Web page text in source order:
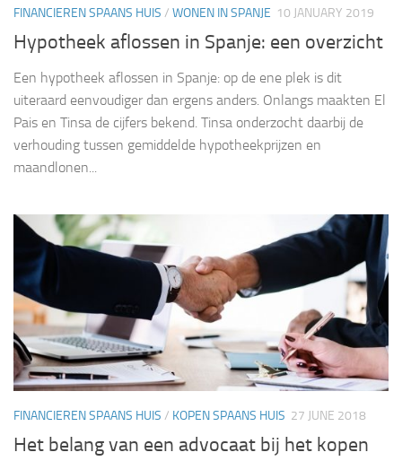
FINANCIEREN SPAANS HUIS / WONEN IN SPANJE 10 JANUARY 2019
Hypotheek aflossen in Spanje: een overzicht
Een hypotheek aflossen in Spanje: op de ene plek is dit
uiteraard eenvoudiger dan ergens anders. Onlangs maakten El
Pais en Tinsa de cijfers bekend. Tinsa onderzocht daarbij de
verhouding tussen gemiddelde hypotheekprijzen en
maandlonen...
FINANCIEREN SPAANS HUIS / KOPEN SPAANS HUIS 27 JUNE 2018
Het belang van een advocaat bij het kopen